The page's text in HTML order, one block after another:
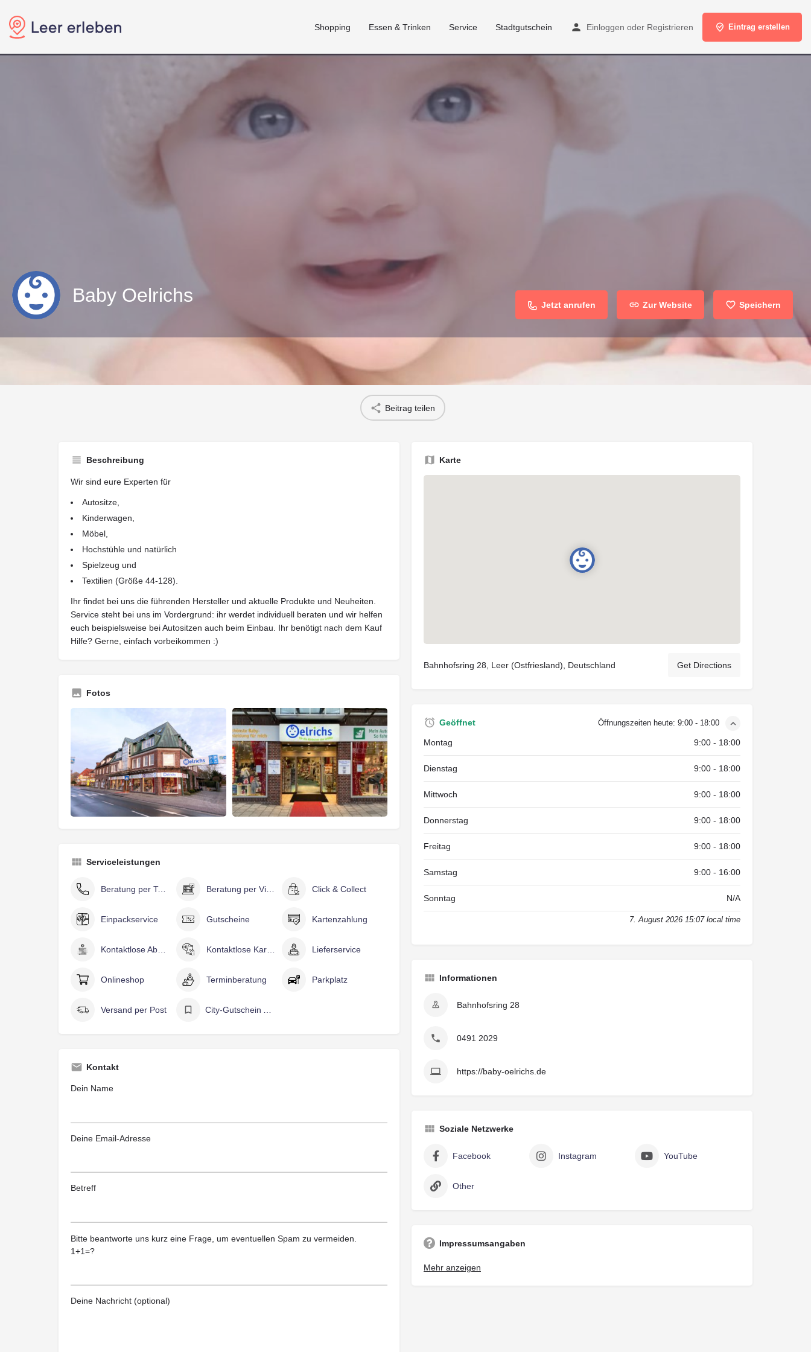
Shopping Essen & Trinken Service Stadtgutschein Einloggen oder Registrieren Eintrag erstellen
Baby Oelrichs Jetzt anrufen Zur Website Speichern
Übersicht
Beitrag teilen
Beschreibung
Wir sind eure Experten für
Autositze,
Kinderwagen,
Möbel,
Hochstühle und natürlich
Spielzeug und
Textilien (Größe 44-128).
Ihr findet bei uns die führenden Hersteller und aktuelle Produkte und Neuheiten.
Service steht bei uns im Vordergrund: ihr werdet individuell beraten und wir helfen
euch beispielsweise bei Autositzen auch beim Einbau. Ihr benötigt nach dem Kauf
Hilfe? Gerne, einfach vorbeikommen :)
Fotos
Serviceleistungen
Beratung per Telefon Beratung per Video Click & Collect
Einpackservice Gutscheine Kartenzahlung
Kontaktlose Abholung Kontaktlose Kartenzahlung Lieferservice
Onlineshop Terminberatung Parkplatz
Versand per Post City-Gutschein Akzeptanzstelle
Kontakt
Dein Name
Deine Email-Adresse
Betreff
Bitte beantworte uns kurz eine Frage, um eventuellen Spam zu vermeiden.
1+1=?
Deine Nachricht (optional)
Karte
Bahnhofsring 28, Leer (Ostfriesland), Deutschland Get Directions
Geöffnet Öffnungszeiten heute: 9:00 - 18:00
Montag 9:00 - 18:00
Dienstag 9:00 - 18:00
Mittwoch 9:00 - 18:00
Donnerstag 9:00 - 18:00
Freitag 9:00 - 18:00
Samstag 9:00 - 16:00
Sonntag N/A
7. August 2026 15:07 local time
Informationen
Bahnhofsring 28
0491 2029
https://baby-oelrichs.de
Soziale Netzwerke
Facebook Instagram YouTube
Other
Impressumsangaben
Oelrichs e.K.
Mehr anzeigen